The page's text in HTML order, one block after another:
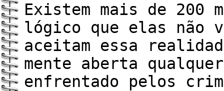
Existem mais de 200
lógico que elas não
aceitam essa
mente aberta
enfrentado pelos